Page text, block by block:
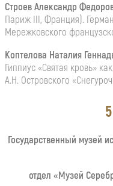
Строев Александр
Париж III, Франция).
Мережковского
Коптелова Наталия
Гиппиус «Святая кровь»
А.Н. Островского
Государственный музей
отдел «Музей